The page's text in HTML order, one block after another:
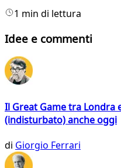
1 min di lettura
Idee e commenti
Il Great Game tra
(indisturbato) anche oggi
di Giorgio Ferrari